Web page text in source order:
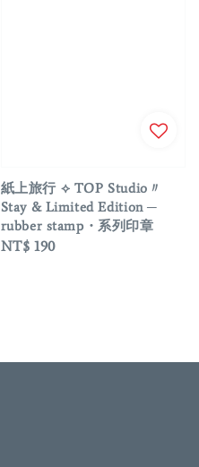
紙上旅行 ⟡ TOP Studio〃
Stay & Limited Edition ─
rubber stamp・系列印章
Regular
NT$ 190